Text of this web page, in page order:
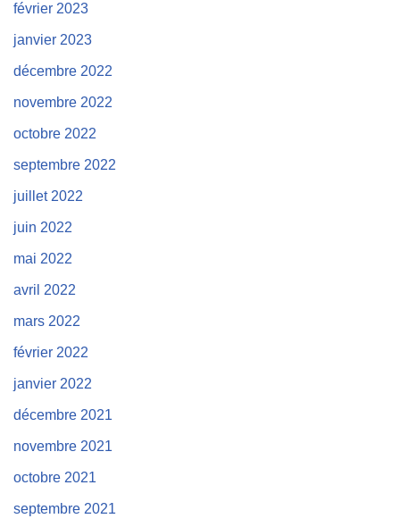
février 2023
janvier 2023
décembre 2022
novembre 2022
octobre 2022
septembre 2022
juillet 2022
juin 2022
mai 2022
avril 2022
mars 2022
février 2022
janvier 2022
décembre 2021
novembre 2021
octobre 2021
septembre 2021